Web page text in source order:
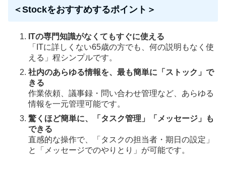
＜Stockをおすすめするポイント＞
ITの専門知識がなくてもすぐに使える
「ITに詳しくない65歳の方でも、何の説明もなく使
える」程シンプルです。
社内のあらゆる情報を、最も簡単に「ストック」で
きる
作業依頼、議事録・問い合わせ管理など、あらゆる
情報を一元管理可能です。
驚くほど簡単に、「タスク管理」「メッセージ」も
できる
直感的な操作で、「タスクの担当者・期日の設定」
と「メッセージでのやりとり」が可能です。